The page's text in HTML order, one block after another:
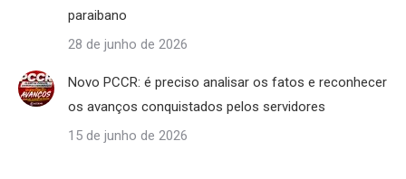
paraibano
28 de junho de 2026
Novo PCCR: é preciso analisar os fatos e reconhecer
os avanços conquistados pelos servidores
15 de junho de 2026